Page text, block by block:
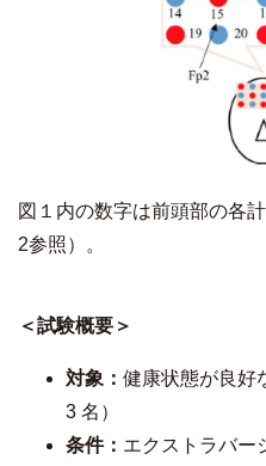
図１内の数字は前頭部の各
2参照）。
＜試験概要＞
対象： 健康状態が良好
3 名）
条件： エクストラバー